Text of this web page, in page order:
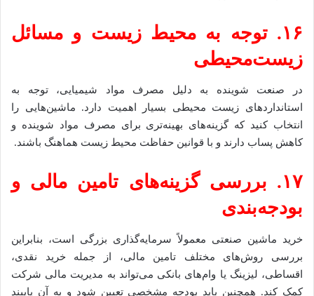
۱۶. توجه به محیط زیست و مسائل
زیست‌محیطی
در صنعت شوینده به دلیل مصرف مواد شیمیایی، توجه به
استانداردهای زیست محیطی بسیار اهمیت دارد. ماشین‌هایی را
انتخاب کنید که گزینه‌های بهینه‌تری برای مصرف مواد شوینده و
کاهش پساب دارند و با قوانین حفاظت محیط زیست هماهنگ باشند.
۱۷. بررسی گزینه‌های تامین مالی و
بودجه‌بندی
خرید ماشین صنعتی معمولاً سرمایه‌گذاری بزرگی است، بنابراین
بررسی روش‌های مختلف تامین مالی، از جمله خرید نقدی،
اقساطی، لیزینگ یا وام‌های بانکی می‌تواند به مدیریت مالی شرکت
کمک کند. همچنین باید بودجه مشخصی تعیین شود و به آن پایبند